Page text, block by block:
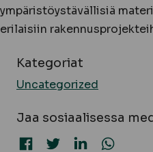
ympäristöystävällisiä
erilaisiin
Kategoriat
Uncategorized
Jaa sosiaalisessa